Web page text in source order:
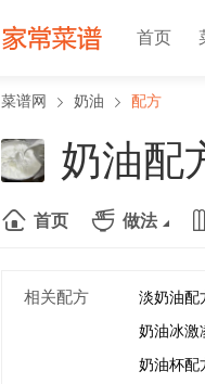
首页
菜谱网 奶油 配方
奶油配
首页 做法
相关配方 淡奶油配
奶油冰激
奶油杯配